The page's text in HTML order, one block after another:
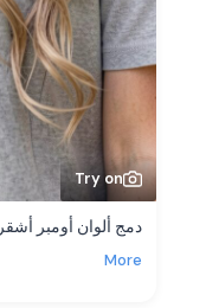
Try on
دمج ألوان أومبر أشقر
More